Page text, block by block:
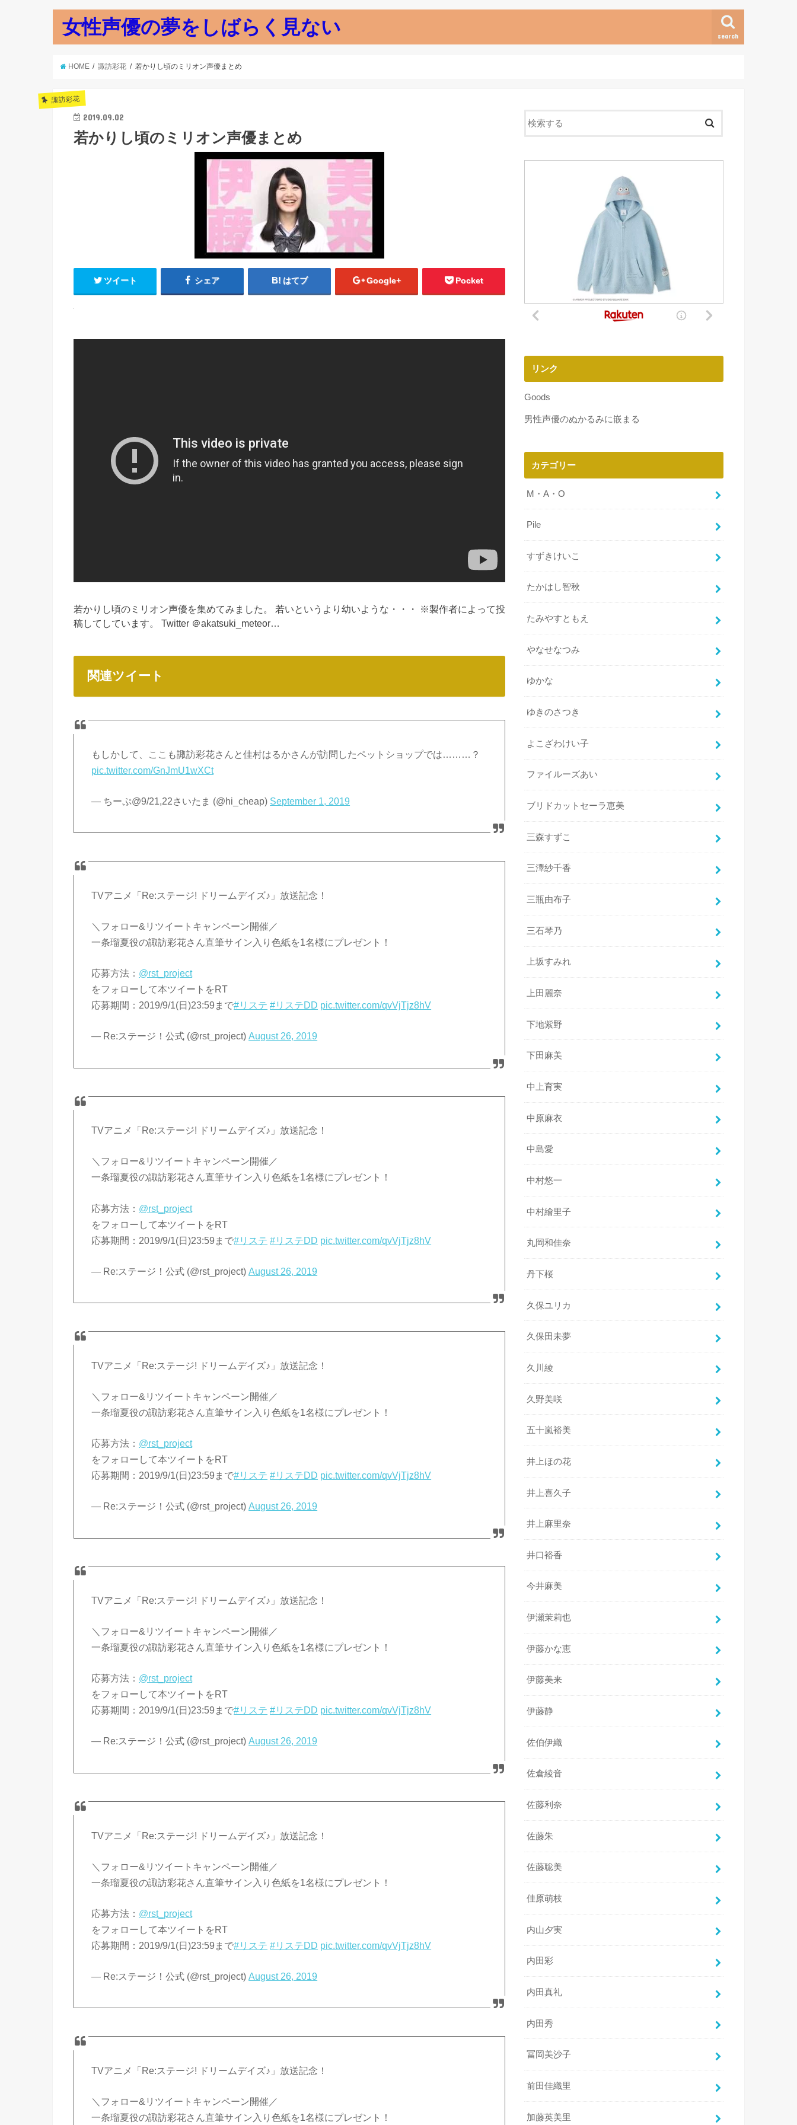
女性声優の夢をしばらく見ない search
HOME 諏訪彩花 若かりし頃のミリオン声優まとめ
諏訪彩花
2019.09.02
若かりし頃のミリオン声優まとめ
ツイート シェア はてブ Google+ Pocket
若かりし頃のミリオン声優を集めてみました。 若いというより幼いような・・・ ※製作者によって投
稿してしています。 Twitter ＠akatsuki_meteor…
関連ツイート
もしかして、ここも諏訪彩花さんと佳村はるかさんが訪問したペットショップでは………？
pic.twitter.com/GnJmU1wXCt
— ちーぷ@9/21,22さいたま (@hi_cheap) September 1, 2019
TVアニメ「Re:ステージ! ドリームデイズ♪」放送記念！
＼フォロー&リツイートキャンペーン開催／
一条瑠夏役の諏訪彩花さん直筆サイン入り色紙を1名様にプレゼント！
応募方法： @rst_project
をフォローして本ツイートをRT
応募期間：2019/9/1(日)23:59まで#リステ #リステDD pic.twitter.com/qvVjTjz8hV
— Re:ステージ！公式 (@rst_project)August 26, 2019
TVアニメ「Re:ステージ! ドリームデイズ♪」放送記念！
＼フォロー&リツイートキャンペーン開催／
一条瑠夏役の諏訪彩花さん直筆サイン入り色紙を1名様にプレゼント！
応募方法： @rst_project
をフォローして本ツイートをRT
応募期間：2019/9/1(日)23:59まで#リステ #リステDD pic.twitter.com/qvVjTjz8hV
— Re:ステージ！公式 (@rst_project)August 26, 2019
TVアニメ「Re:ステージ! ドリームデイズ♪」放送記念！
＼フォロー&リツイートキャンペーン開催／
一条瑠夏役の諏訪彩花さん直筆サイン入り色紙を1名様にプレゼント！
応募方法： @rst_project
をフォローして本ツイートをRT
応募期間：2019/9/1(日)23:59まで#リステ #リステDD pic.twitter.com/qvVjTjz8hV
— Re:ステージ！公式 (@rst_project)August 26, 2019
TVアニメ「Re:ステージ! ドリームデイズ♪」放送記念！
＼フォロー&リツイートキャンペーン開催／
一条瑠夏役の諏訪彩花さん直筆サイン入り色紙を1名様にプレゼント！
応募方法： @rst_project
をフォローして本ツイートをRT
応募期間：2019/9/1(日)23:59まで#リステ #リステDD pic.twitter.com/qvVjTjz8hV
— Re:ステージ！公式 (@rst_project)August 26, 2019
TVアニメ「Re:ステージ! ドリームデイズ♪」放送記念！
＼フォロー&リツイートキャンペーン開催／
一条瑠夏役の諏訪彩花さん直筆サイン入り色紙を1名様にプレゼント！
応募方法： @rst_project
をフォローして本ツイートをRT
応募期間：2019/9/1(日)23:59まで#リステ #リステDD pic.twitter.com/qvVjTjz8hV
— Re:ステージ！公式 (@rst_project)August 26, 2019
TVアニメ「Re:ステージ! ドリームデイズ♪」放送記念！
＼フォロー&リツイートキャンペーン開催／
一条瑠夏役の諏訪彩花さん直筆サイン入り色紙を1名様にプレゼント！
リンク
Goods
男性声優のぬかるみに嵌まる
カテゴリー
M・A・O
Pile
すずきけいこ
たかはし智秋
たみやすともえ
やなせなつみ
ゆかな
ゆきのさつき
よこざわけい子
ファイルーズあい
ブリドカットセーラ恵美
三森すずこ
三澤紗千香
三瓶由布子
三石琴乃
上坂すみれ
上田麗奈
下地紫野
下田麻美
中上育実
中原麻衣
中島愛
中村悠一
中村繪里子
丸岡和佳奈
丹下桜
久保ユリカ
久保田未夢
久川綾
久野美咲
五十嵐裕美
井上ほの花
井上喜久子
井上麻里奈
井口裕香
今井麻美
伊瀬茉莉也
伊藤かな恵
伊藤美来
伊藤静
佐伯伊織
佐倉綾音
佐藤利奈
佐藤朱
佐藤聡美
佳原萌枝
内山夕実
内田彩
内田真礼
内田秀
冨岡美沙子
前田佳織里
加藤英美里